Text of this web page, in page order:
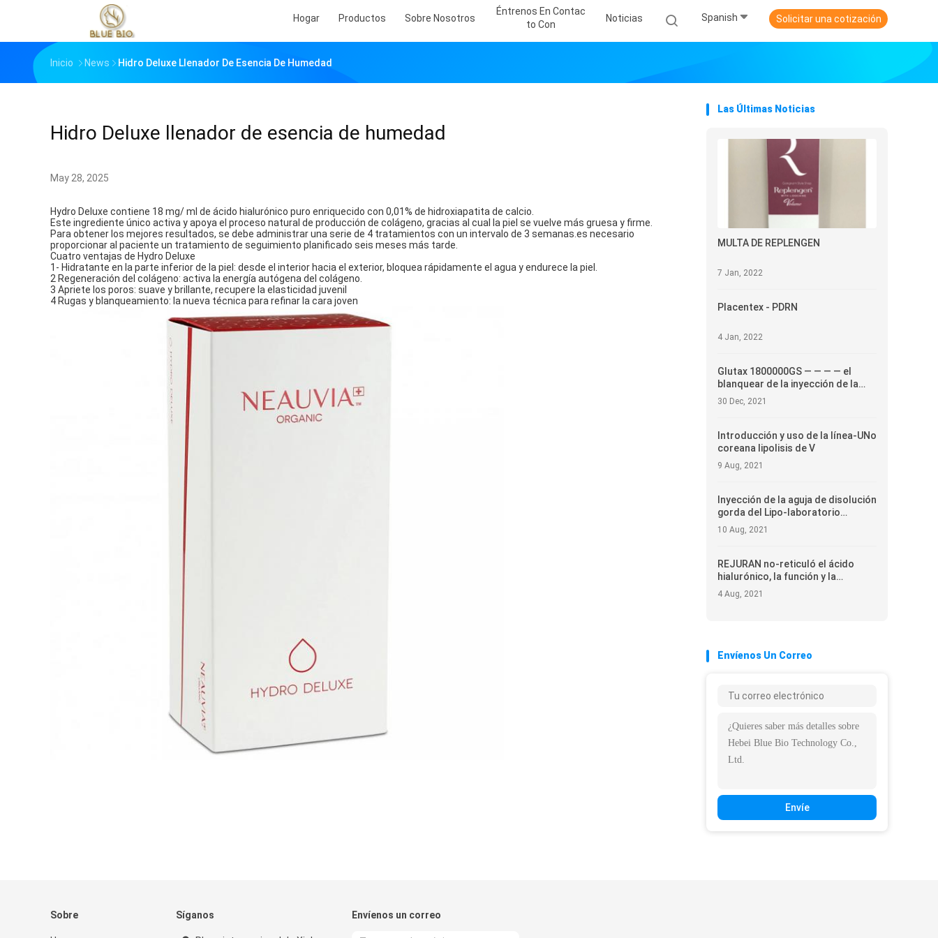
Hogar Productos Sobre Nosotros
Éntrenos En Contac
To Con
Noticias Spanish Solicitar una cotización
Inicio News Hidro Deluxe Llenador De Esencia De Humedad
Hidro Deluxe llenador de esencia de humedad
May 28, 2025
Hydro Deluxe contiene 18 mg/ ml de ácido hialurónico puro enriquecido con 0,01% de hidroxiapatita de calcio.
Este ingrediente único activa y apoya el proceso natural de producción de colágeno, gracias al cual la piel se vuelve más gruesa y firme.
Para obtener los mejores resultados, se debe administrar una serie de 4 tratamientos con un intervalo de 3 semanas.es necesario
proporcionar al paciente un tratamiento de seguimiento planificado seis meses más tarde.
Cuatro ventajas de Hydro Deluxe
1- Hidratante en la parte inferior de la piel: desde el interior hacia el exterior, bloquea rápidamente el agua y endurece la piel.
2 Regeneración del colágeno: activa la energía autógena del colágeno.
3 Apriete los poros: suave y brillante, recupere la elasticidad juvenil
4 Rugas y blanqueamiento: la nueva técnica para refinar la cara joven
Las Últimas Noticias
MULTA DE REPLENGEN
7 Jan, 2022
Placentex - PDRN
4 Jan, 2022
Glutax 1800000GS — — — — el
blanquear de la inyección de la
absorción de la célula
30 Dec, 2021
Introducción y uso de la línea-UNo
coreana lipolisis de V
9 Aug, 2021
Inyección de la aguja de disolución
gorda del Lipo-laboratorio
coreano
10 Aug, 2021
REJURAN no-reticuló el ácido
hialurónico, la función y la
introducción
4 Aug, 2021
Envíenos Un Correo
Envíe
Sobre Síganos Envíenos un correo